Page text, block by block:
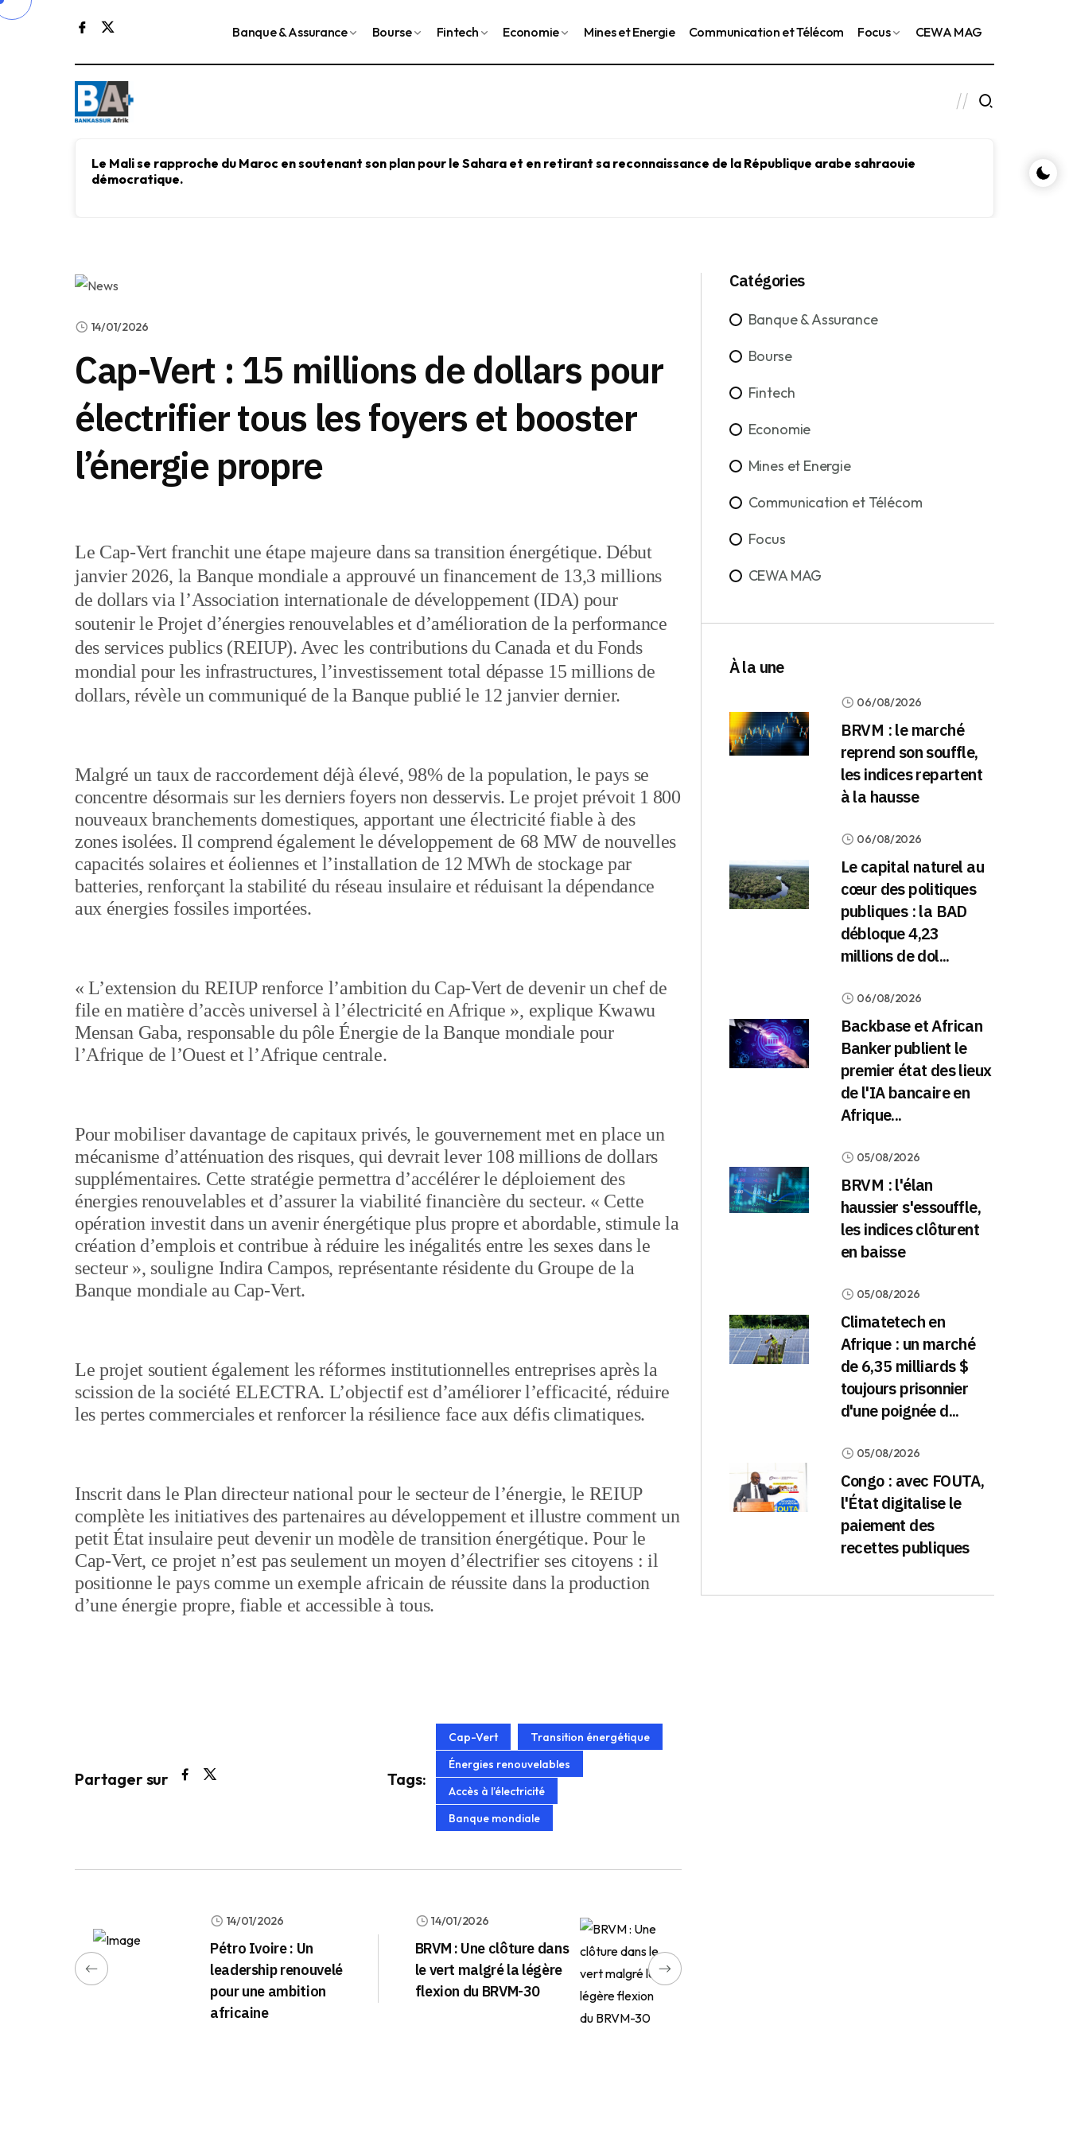
Banque & Assurance Bourse Fintech Economie Mines et Energie Communication et Télécom Focus CEWA MAG
Le Mali se rapproche du Maroc en soutenant son plan pour le Sahara et en retirant sa reconnaissance de la République arabe sahraouie
démocratique.
Le
le
14/01/2026
Cap-Vert : 15 millions de dollars pour
électrifier tous les foyers et booster
l’énergie propre
Le Cap-Vert franchit une étape majeure dans sa transition énergétique. Début
janvier 2026, la Banque mondiale a approuvé un financement de 13,3 millions
de dollars via l’Association internationale de développement (IDA) pour
soutenir le Projet d’énergies renouvelables et d’amélioration de la performance
des services publics (REIUP). Avec les contributions du Canada et du Fonds
mondial pour les infrastructures, l’investissement total dépasse 15 millions de
dollars, révèle un communiqué de la Banque publié le 12 janvier dernier.
Malgré un taux de raccordement déjà élevé, 98% de la population, le pays se
concentre désormais sur les derniers foyers non desservis. Le projet prévoit 1 800
nouveaux branchements domestiques, apportant une électricité fiable à des
zones isolées. Il comprend également le développement de 68 MW de nouvelles
capacités solaires et éoliennes et l’installation de 12 MWh de stockage par
batteries, renforçant la stabilité du réseau insulaire et réduisant la dépendance
aux énergies fossiles importées.
« L’extension du REIUP renforce l’ambition du Cap-Vert de devenir un chef de
file en matière d’accès universel à l’électricité en Afrique », explique Kwawu
Mensan Gaba, responsable du pôle Énergie de la Banque mondiale pour
l’Afrique de l’Ouest et l’Afrique centrale.
Pour mobiliser davantage de capitaux privés, le gouvernement met en place un
mécanisme d’atténuation des risques, qui devrait lever 108 millions de dollars
supplémentaires. Cette stratégie permettra d’accélérer le déploiement des
énergies renouvelables et d’assurer la viabilité financière du secteur. « Cette
opération investit dans un avenir énergétique plus propre et abordable, stimule la
création d’emplois et contribue à réduire les inégalités entre les sexes dans le
secteur », souligne Indira Campos, représentante résidente du Groupe de la
Banque mondiale au Cap-Vert.
Le projet soutient également les réformes institutionnelles entreprises après la
scission de la société ELECTRA. L’objectif est d’améliorer l’efficacité, réduire
les pertes commerciales et renforcer la résilience face aux défis climatiques.
Inscrit dans le Plan directeur national pour le secteur de l’énergie, le REIUP
complète les initiatives des partenaires au développement et illustre comment un
petit État insulaire peut devenir un modèle de transition énergétique. Pour le
Cap-Vert, ce projet n’est pas seulement un moyen d’électrifier ses citoyens : il
positionne le pays comme un exemple africain de réussite dans la production
d’une énergie propre, fiable et accessible à tous.
Partager sur Tags:
Cap-Vert
Transition énergétique
Énergies renouvelables
Accès à l’électricité
Banque mondiale
14/01/2026
Pétro Ivoire : Un
leadership renouvelé
pour une ambition
africaine
14/01/2026
BRVM : Une clôture dans
le vert malgré la légère
flexion du BRVM-30
Catégories
Banque & Assurance
Bourse
Fintech
Economie
Mines et Energie
Communication et Télécom
Focus
CEWA MAG
À la une
06/08/2026
BRVM : le marché
reprend son souffle,
les indices repartent
à la hausse
06/08/2026
Le capital naturel au
cœur des politiques
publiques : la BAD
débloque 4,23
millions de dol...
06/08/2026
Backbase et African
Banker publient le
premier état des lieux
de l'IA bancaire en
Afrique...
05/08/2026
BRVM : l'élan
haussier s'essouffle,
les indices clôturent
en baisse
05/08/2026
Climatetech en
Afrique : un marché
de 6,35 milliards $
toujours prisonnier
d'une poignée d...
05/08/2026
Congo : avec FOUTA,
l'État digitalise le
paiement des
recettes publiques